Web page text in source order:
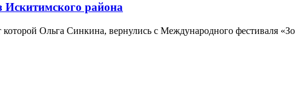
Искитимского района
Ольга Синкина, вернулись с Международного фестиваля